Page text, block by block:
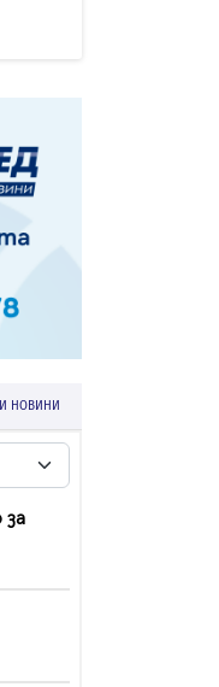
НОВИНИ
за